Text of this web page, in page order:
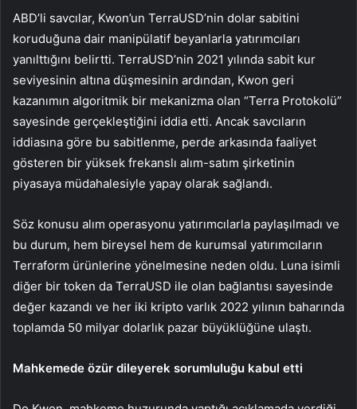
ABD’li savcılar, Kwon’un TerraUSD’nin dolar sabitini
koruduğuna dair manipülatif beyanlarla yatırımcıları
yanılttığını belirtti. TerraUSD’nin 2021 yılında sabit kur
seviyesinin altına düşmesinin ardından, Kwon geri
kazanımın algoritmik bir mekanizma olan “Terra Protokolü”
sayesinde gerçekleştiğini iddia etti. Ancak savcıların
iddiasına göre bu sabitlenme, perde arkasında faaliyet
gösteren bir yüksek frekanslı alım-satım şirketinin
piyasaya müdahalesiyle yapay olarak sağlandı.
Söz konusu alım operasyonu yatırımcılarla paylaşılmadı ve
bu durum, hem bireysel hem de kurumsal yatırımcıların
Terraform ürünlerine yönelmesine neden oldu. Luna isimli
diğer bir token da TerraUSD ile olan bağlantısı sayesinde
değer kazandı ve her iki kripto varlık 2022 yılının baharında
toplamda 50 milyar dolarlık pazar büyüklüğüne ulaştı.
Mahkemede özür dileyerek sorumluluğu kabul etti